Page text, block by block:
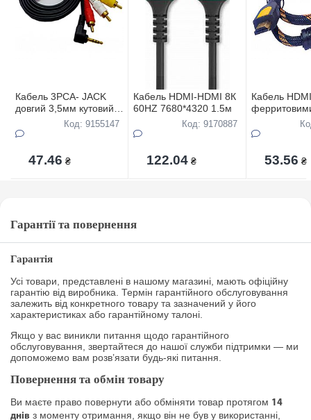
Кабель 3PCA- JACK
довгий 3,5мм кутовий
Код: 9155147
47.46 ₴
Кабель HDMI-HDMI 8К
60HZ 7680*4320 1.5м
Код: 9170887
122.04 ₴
Кабель
фiльтрами
53.56 ₴
Гарантії та повернення
Гарантія
Усі товари, представлені в нашому магазині, мають офіційну
гарантію від виробника. Термін гарантійного обслуговування
залежить від конкретного товару та зазначений у його
характеристиках або гарантійному талоні.
Якщо у вас виникли питання щодо гарантійного
обслуговування, звертайтеся до нашої служби підтримки — ми
допоможемо вам розв’язати будь-які питання.
Повернення та обмін товару
Ви маєте право повернути або обміняти товар протягом 14
днів з моменту отримання, якщо він не був у використанні,